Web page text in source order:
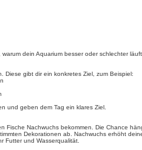
dein Aquarium besser oder schlechter
Diese gibt dir ein konkretes Ziel, zum Beispiel:
und geben dem Tag ein klares Ziel.
Fische Nachwuchs bekommen. Die Chance
Dekorationen ab. Nachwuchs erhöht
Futter und Wasserqualität.